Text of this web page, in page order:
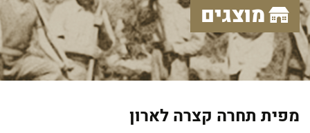
מוצגים
מפית תחרה קצרה לארון